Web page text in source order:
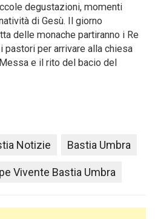
degustazioni, momenti
di Gesù. Il giorno
delle monache partiranno i Re
pastori per arrivare alla chiesa
e il rito del bacio del
Notizie Bastia Umbra
Vivente Bastia Umbra